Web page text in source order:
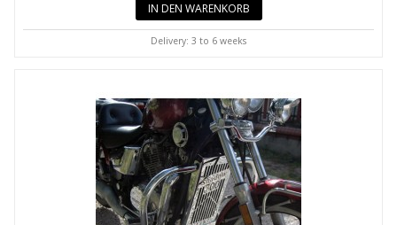
IN DEN WARENKORB
Delivery: 3 to 6 weeks